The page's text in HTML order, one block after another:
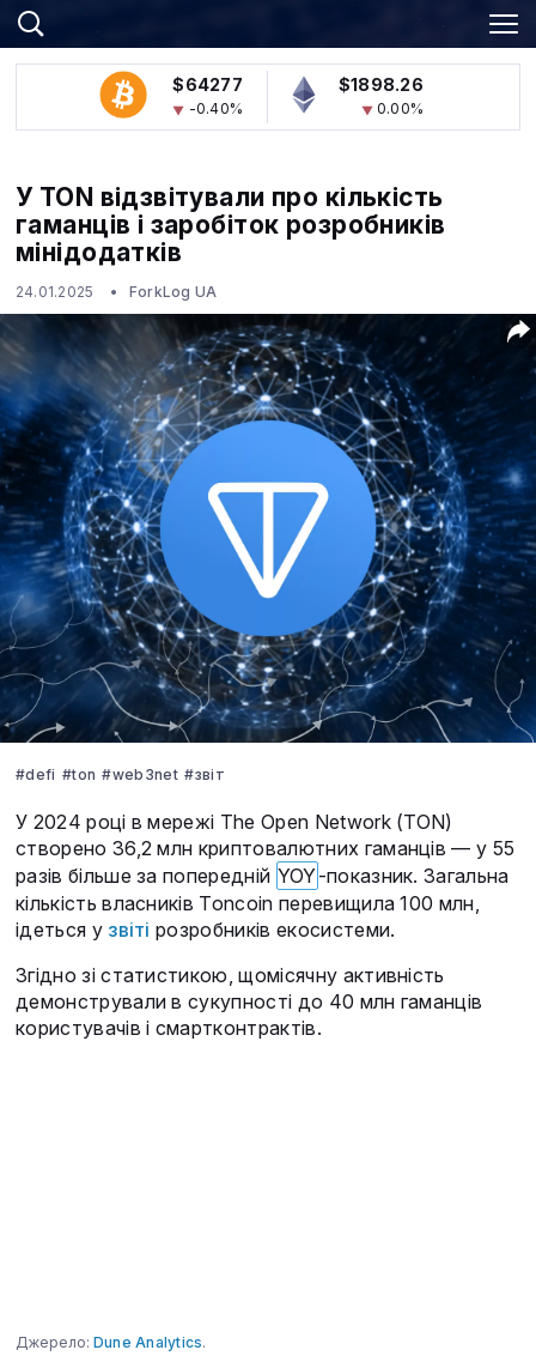
$64277
-0.40%
$1898.26
0.00%
У TON відзвітували про кількість
гаманців і заробіток розробників
мінідодатків
24.01.2025 ForkLog UA
#defi #ton #web3net #звіт
У 2024 році в мережі The Open Network (TON)
створено 36,2 млн криптовалютних гаманців — у 55
разів більше за попередній YOY-показник. Загальна
кількість власників Toncoin перевищила 100 млн,
ідеться у звіті розробників екосистеми.
Згідно зі статистикою, щомісячну активність
демонстрували в сукупності до 40 млн гаманців
користувачів і смартконтрактів.
Джерело: Dune Analytics.